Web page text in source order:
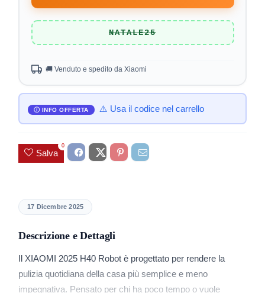
NATALE25
🚚 Venduto e spedito da Xiaomi
⚠️ Usa il codice nel carrello
Salva
0
17 Dicembre 2025
Descrizione e Dettagli
Il XIAOMI 2025 H40 Robot è progettato per rendere la
pulizia quotidiana della casa più semplice e meno
impegnativa. Pensato per chi ha poco tempo o vuole